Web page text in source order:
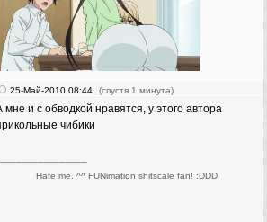
25-Май-2010 08:44 (спустя 1 минута)
мне и с обводкой нравятся, у этого автора
чибики
Hate me. ^^ FUNimation shitscale fan! :DDD